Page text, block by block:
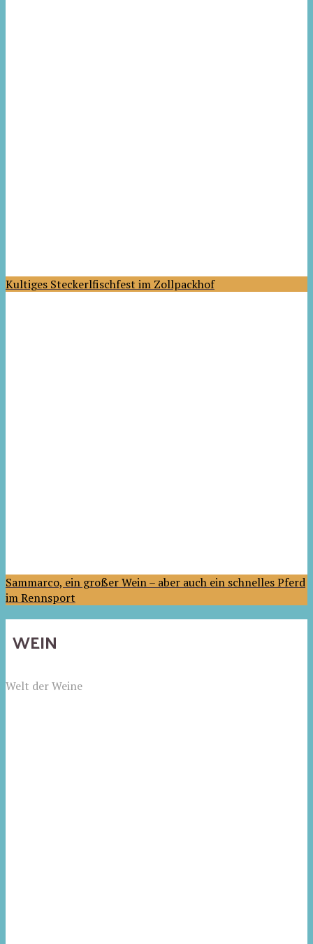
Kultiges Steckerlfischfest im Zollpackhof
Sammarco, ein großer Wein – aber auch ein schnelles Pferd
im Rennsport
WEIN
Welt der Weine